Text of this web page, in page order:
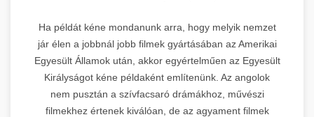
Ha példát kéne mondanunk arra, hogy melyik nemzet
jár élen a jobbnál jobb filmek gyártásában az Amerikai
Egyesült Államok után, akkor egyértelműen az Egyesült
Királyságot kéne példaként említenünk. Az angolok
nem pusztán a szívfacsaró drámákhoz, művészi
filmekhez értenek kiválóan, de az agyament filmek